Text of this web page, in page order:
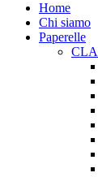
Home
Chi siamo
Paperelle